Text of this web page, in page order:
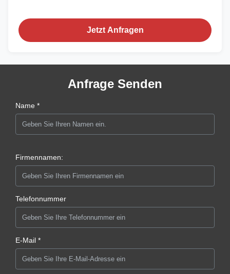
Jetzt Anfragen
Anfrage Senden
Name *
Firmennamen:
Telefonnummer
E-Mail *